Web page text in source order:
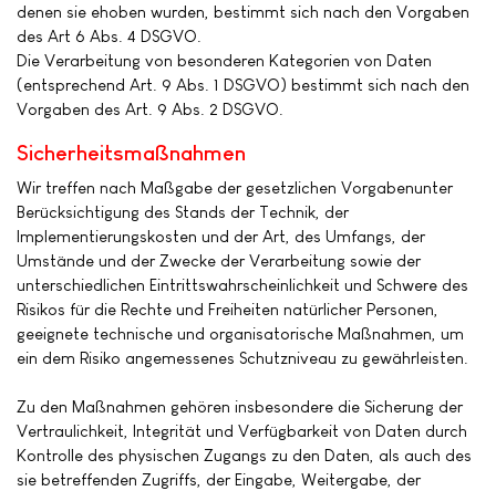
denen sie ehoben wurden, bestimmt sich nach den Vorgaben
des Art 6 Abs. 4 DSGVO.
Die Verarbeitung von besonderen Kategorien von Daten
(entsprechend Art. 9 Abs. 1 DSGVO) bestimmt sich nach den
Vorgaben des Art. 9 Abs. 2 DSGVO.
Sicherheitsmaßnahmen
Wir treffen nach Maßgabe der gesetzlichen Vorgabenunter
Berücksichtigung des Stands der Technik, der
Implementierungskosten und der Art, des Umfangs, der
Umstände und der Zwecke der Verarbeitung sowie der
unterschiedlichen Eintrittswahrscheinlichkeit und Schwere des
Risikos für die Rechte und Freiheiten natürlicher Personen,
geeignete technische und organisatorische Maßnahmen, um
ein dem Risiko angemessenes Schutzniveau zu gewährleisten.
Zu den Maßnahmen gehören insbesondere die Sicherung der
Vertraulichkeit, Integrität und Verfügbarkeit von Daten durch
Kontrolle des physischen Zugangs zu den Daten, als auch des
sie betreffenden Zugriffs, der Eingabe, Weitergabe, der